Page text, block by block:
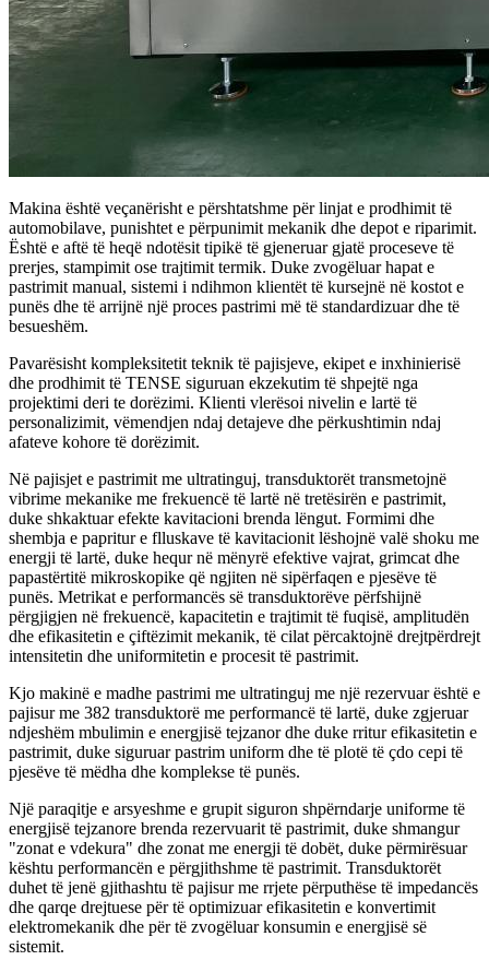
Makina është veçanërisht e përshtatshme për linjat e prodhimit të
automobilave, punishtet e përpunimit mekanik dhe depot e riparimit.
Është e aftë të heqë ndotësit tipikë të gjeneruar gjatë proceseve të
prerjes, stampimit ose trajtimit termik. Duke zvogëluar hapat e
pastrimit manual, sistemi i ndihmon klientët të kursejnë në kostot e
punës dhe të arrijnë një proces pastrimi më të standardizuar dhe të
besueshëm.
Pavarësisht kompleksitetit teknik të pajisjeve, ekipet e inxhinierisë
dhe prodhimit të TENSE siguruan ekzekutim të shpejtë nga
projektimi deri te dorëzimi. Klienti vlerësoi nivelin e lartë të
personalizimit, vëmendjen ndaj detajeve dhe përkushtimin ndaj
afateve kohore të dorëzimit.
Në pajisjet e pastrimit me ultratinguj, transduktorët transmetojnë
vibrime mekanike me frekuencë të lartë në tretësirën e pastrimit,
duke shkaktuar efekte kavitacioni brenda lëngut. Formimi dhe
shembja e papritur e flluskave të kavitacionit lëshojnë valë shoku me
energji të lartë, duke hequr në mënyrë efektive vajrat, grimcat dhe
papastërtitë mikroskopike që ngjiten në sipërfaqen e pjesëve të
punës. Metrikat e performancës së transduktorëve përfshijnë
përgjigjen në frekuencë, kapacitetin e trajtimit të fuqisë, amplitudën
dhe efikasitetin e çiftëzimit mekanik, të cilat përcaktojnë drejtpërdrejt
intensitetin dhe uniformitetin e procesit të pastrimit.
Kjo makinë e madhe pastrimi me ultratinguj me një rezervuar është e
pajisur me 382 transduktorë me performancë të lartë, duke zgjeruar
ndjeshëm mbulimin e energjisë tejzanor dhe duke rritur efikasitetin e
pastrimit, duke siguruar pastrim uniform dhe të plotë të çdo cepi të
pjesëve të mëdha dhe komplekse të punës.
Një paraqitje e arsyeshme e grupit siguron shpërndarje uniforme të
energjisë tejzanore brenda rezervuarit të pastrimit, duke shmangur
"zonat e vdekura" dhe zonat me energji të dobët, duke përmirësuar
kështu performancën e përgjithshme të pastrimit. Transduktorët
duhet të jenë gjithashtu të pajisur me rrjete përputhëse të impedancës
dhe qarqe drejtuese për të optimizuar efikasitetin e konvertimit
elektromekanik dhe për të zvogëluar konsumin e energjisë së
sistemit.